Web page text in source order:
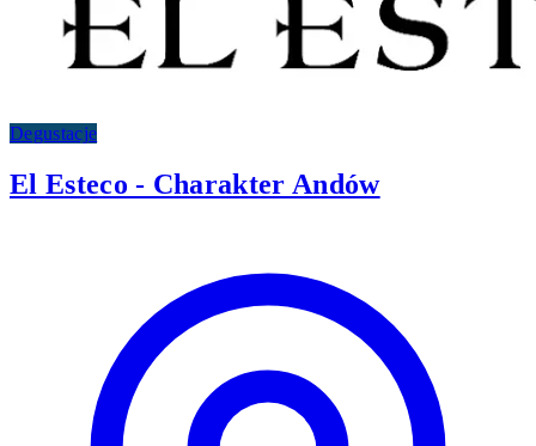
Degustacje
El Esteco - Charakter Andów